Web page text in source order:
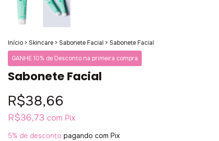
Início > Skincare > Sabonete Facial > Sabonete Facial
GANHE 10% de Desconto na primeira compra
Sabonete Facial
R$38,66
R$36,73 com Pix
5% de desconto pagando com Pix